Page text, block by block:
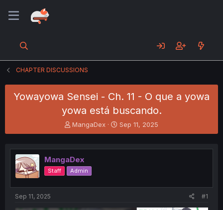
CHAPTER DISCUSSIONS
Yowayowa Sensei - Ch. 11 - O que a yowa
yowa está buscando.
T
h
e
a
d
s
t
MangaDex
S
t
r
t
Sep 11, 2025
MangaDex
Staff Admin
Sep 11, 2025 #1